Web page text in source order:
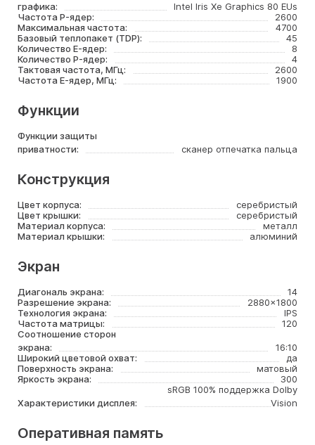
графика:
Intel Iris Xe Graphics 80 EUs
Частота P-ядер:
2600
Максимальная частота:
4700
Базовый теплопакет (TDP):
45
Количество E-ядер:
8
Количество P-ядер:
4
Тактовая частота, МГц:
2600
Частота E-ядер, МГц:
1900
Функции
Функции защиты
приватности:
сканер отпечатка пальца
Конструкция
Цвет корпуса:
серебристый
Цвет крышки:
серебристый
Материал корпуса:
металл
Материал крышки:
алюминий
Экран
Диагональ экрана:
14
Разрешение экрана:
2880x1800
Технология экрана:
IPS
Частота матрицы:
120
Соотношение сторон
экрана:
16:10
Широкий цветовой охват:
да
Поверхность экрана:
матовый
Яркость экрана:
300
Характеристики дисплея:
sRGB 100% поддержка Dolby
Vision
Оперативная память